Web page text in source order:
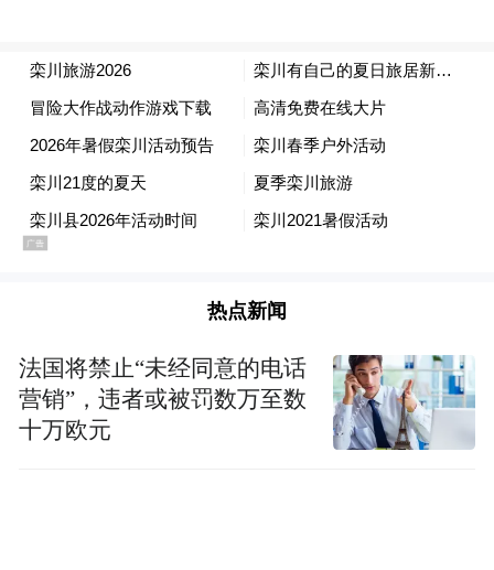
热点新闻
法国将禁止“未经同意的电话
营销”，违者或被罚数万至数
十万欧元